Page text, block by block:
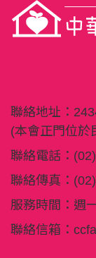
聯絡地址：
(本會正門位於
聯絡電話：
聯絡傳真：
服務時間：週
聯絡信箱：